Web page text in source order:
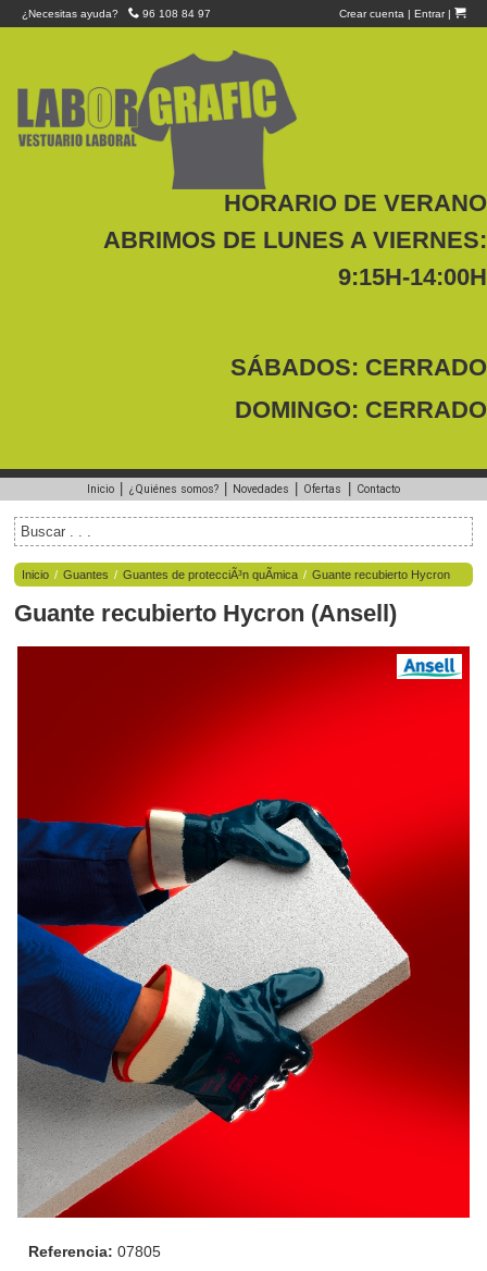
¿Necesitas ayuda? 96 108 84 97 Crear cuenta | Entrar|
HORARIO DE VERANO
ABRIMOS DE LUNES A VIERNES:
9:15H-14:00H
SÁBADOS: CERRADO
DOMINGO: CERRADO
Inicio ¿Quiénes somos? Novedades Ofertas Contacto
Inicio / Guantes / Guantes de protecciÃ³n quÃ­mica / Guante recubierto Hycron
Guante recubierto Hycron (Ansell)
Referencia: 07805